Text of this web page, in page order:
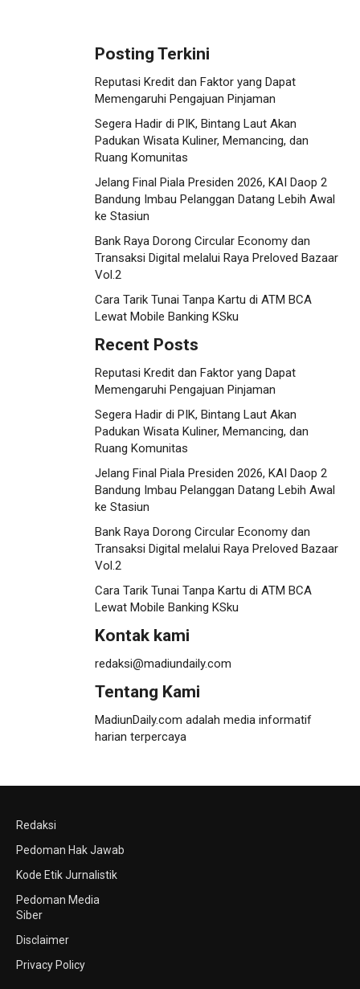
Posting Terkini
Reputasi Kredit dan Faktor yang Dapat
Memengaruhi Pengajuan Pinjaman
Segera Hadir di PIK, Bintang Laut Akan
Padukan Wisata Kuliner, Memancing, dan
Ruang Komunitas
Jelang Final Piala Presiden 2026, KAI Daop 2
Bandung Imbau Pelanggan Datang Lebih Awal
ke Stasiun
Bank Raya Dorong Circular Economy dan
Transaksi Digital melalui Raya Preloved Bazaar
Vol.2
Cara Tarik Tunai Tanpa Kartu di ATM BCA
Lewat Mobile Banking KSku
Recent Posts
Reputasi Kredit dan Faktor yang Dapat
Memengaruhi Pengajuan Pinjaman
Segera Hadir di PIK, Bintang Laut Akan
Padukan Wisata Kuliner, Memancing, dan
Ruang Komunitas
Jelang Final Piala Presiden 2026, KAI Daop 2
Bandung Imbau Pelanggan Datang Lebih Awal
ke Stasiun
Bank Raya Dorong Circular Economy dan
Transaksi Digital melalui Raya Preloved Bazaar
Vol.2
Cara Tarik Tunai Tanpa Kartu di ATM BCA
Lewat Mobile Banking KSku
Kontak kami
redaksi@madiundaily.com
Tentang Kami
MadiunDaily.com adalah media informatif
harian terpercaya
Redaksi
Pedoman Hak Jawab
Kode Etik Jurnalistik
Pedoman Media
Siber
Disclaimer
Privacy Policy